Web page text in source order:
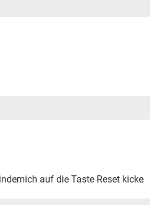
auf die Taste Reset kicke